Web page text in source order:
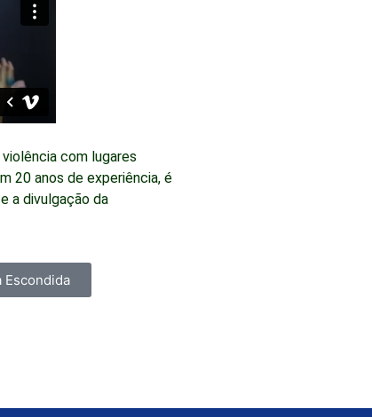
com lugares
20 anos de experiência, é
a divulgação da
Escondida